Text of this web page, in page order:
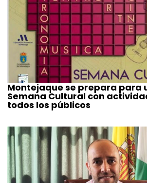
Montejaque se prepara para
Semana Cultural con
todos los públicos